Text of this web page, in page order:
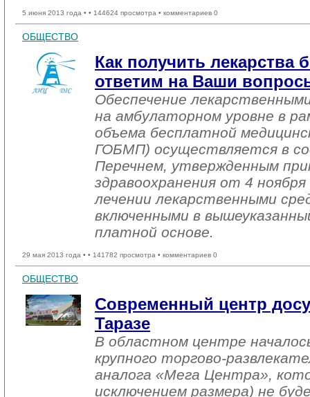
5 июня 2013 года • • 144624 просмотра • комментариев 0
ОБЩЕСТВО
Как получить лекарства
ответим на Ваши
Обеспечение
на амбулаторном уровне в
объема бесплатной
ГОБМП) осуществляется в
Перечнем, утвержденным
здравоохранения от 4
лечении лекарственными
включенными в
платной основе.
29 мая 2013 года • • 141782 просмотра • комментариев 0
ОБЩЕСТВО
Современный центр
Таразе
В областном центре
крупного торгово-
аналога «Мега Центра»,
исключением размера) не